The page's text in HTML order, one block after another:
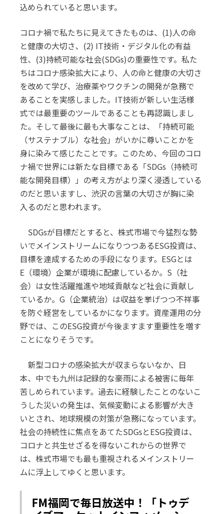
込められていると思います。
コロナ禍で私たちに見えてきたものは、(1)人の命
と健康の大切さ、(2) IT技術・デジタル化の有益
性、(3)持続可能な社会(SDGs)の重要性です。私た
ちはコロナ感染拡大により、人の命と健康の大切さ
を改めて学び、治療薬やワクチンの開発が急務で
あることを実感しました。IT技術が新しい生活様
式では最重要のツールであることも再認識しまし
た。そして最後に最も大事なことは、「持続可能
（サステナブル）な社会」がいかに尊いことかを
身に染みて感じたことです。このため、今回のコロ
ナ禍で世界には新たな目標である「SDGs（持続可
能な開発目標）」の考え方がより深く浸透している
のだと思いますし、渋沢の言葉の大切さが胸に染
入るのだと思われます。
SDGsが目標だとすると、株式市場で今猛烈な勢
いでメインストリームになりつつあるESG投資は、
目標を達成するための手段になります。ESGとは
E（環境）企業が環境に配慮しているか。S（社
会）は女性活躍推進や地域貢献など社会に貢献し
ているか。G（企業統治）は収益を挙げつつ不祥事
を防ぐ経営をしているかになります。資産運用の分
野では、このESG投資が今後ますます重要性を増す
ことになりそうです。
新型コロナの感染拡大が収まらないなか、日
本、中でも九州は記録的な豪雨による被害に毎年
苦しめられています。過去に経験したことのないこ
うした災いの発生は、気候変動による影響が大き
いとされ、地球規模の対策が急務になっています。
社会の持続性に焦点をあてたSDGsとESG投資は、
コロナと共生せざるを得ないこれからの世界で
は、株式市場でも最も重視されるメインストリー
ムに浮上してゆくと思います。
FM福岡で毎日放送中！「トゥデ